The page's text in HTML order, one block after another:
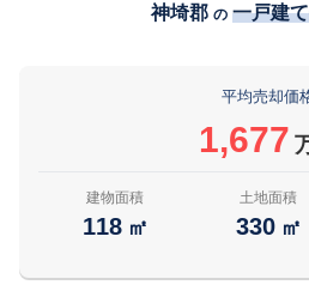
神埼郡 の 一戸建
平均売却価
1,677
建物面積
118 ㎡
土地面積
330 ㎡